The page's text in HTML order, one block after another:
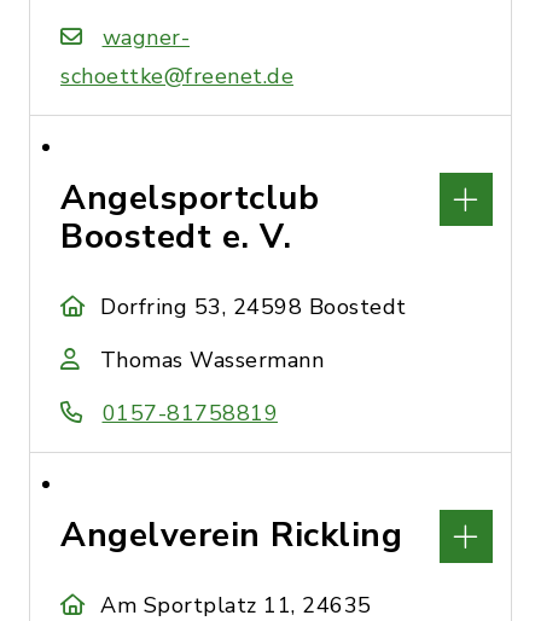
wagner-
schoettke@freenet.de
Angelsportclub
Boostedt e. V.
Dorfring 53, 24598 Boostedt
Thomas Wassermann
0157-81758819
Angelverein Rickling
Am Sportplatz 11, 24635